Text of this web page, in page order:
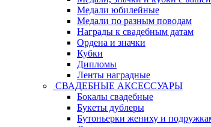
Медали юбилейные
Медали по разным поводам
Награды к свадебным датам
Ордена и значки
Кубки
Дипломы
Ленты наградные
СВАДЕБНЫЕ АКСЕССУАРЫ
Бокалы свадебные
Букеты дублеры
Бутоньерки жениху и